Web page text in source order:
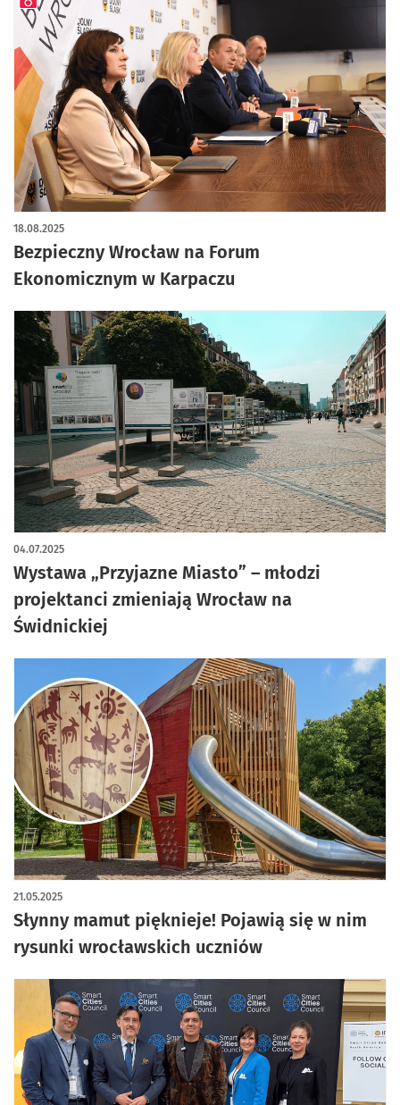
Bezpieczny Wrocław na Forum
Ekonomicznym w Karpaczu
18.08.2025
artykuł z galerią zdjęć
Wystawa „Przyjazne Miasto” – młodzi
projektanci zmieniają Wrocław na
Świdnickiej
04.07.2025
Słynny mamut pięknieje! Pojawią się w nim
rysunki wrocławskich uczniów
21.05.2025